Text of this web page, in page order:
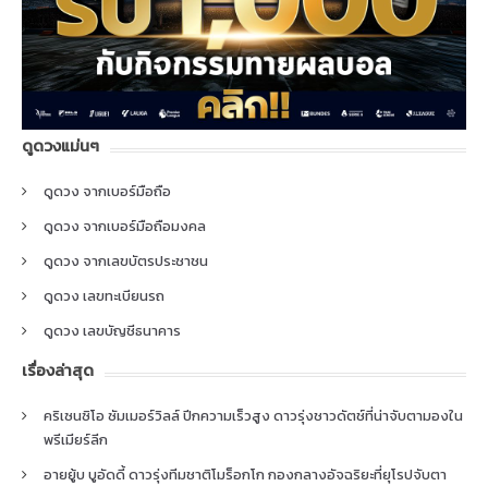
ดูดวงแม่นๆ
ดูดวง จากเบอร์มือถือ
ดูดวง จากเบอร์มือถือมงคล
ดูดวง จากเลขบัตรประชาชน
ดูดวง เลขทะเบียนรถ
ดูดวง เลขบัญชีธนาคาร
เรื่องล่าสุด
คริเซนซิโอ ซัมเมอร์วิลล์ ปีกความเร็วสูง ดาวรุ่งชาวดัตช์ที่น่าจับตามองใน
พรีเมียร์ลีก
อายยู้บ บูอัดดี้ ดาวรุ่งทีมชาติโมร็อกโก กองกลางอัจฉริยะที่ยุโรปจับตา